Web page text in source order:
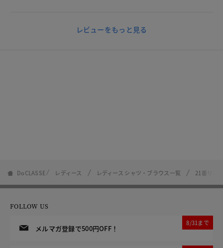
レビューをもっと見る
DoCLASSE レディース レディース シャツ・ブラウス一覧 21番リネ
FOLLOW US
メルマガ登録で500円OFF！
8/31まで